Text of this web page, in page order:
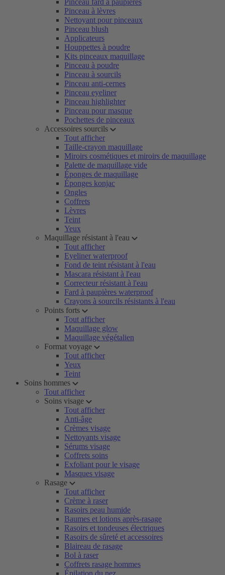
Pinceau fard à paupières
Pinceau à lèvres
Nettoyant pour pinceaux
Pinceau blush
Applicateurs
Houppettes à poudre
Kits pinceaux maquillage
Pinceau à poudre
Pinceau à sourcils
Pinceau anti-cernes
Pinceau eyeliner
Pinceau highlighter
Pinceau pour masque
Pochettes de pinceaux
Accessoires sourcils
Tout afficher
Taille-crayon maquillage
Miroirs cosmétiques et miroirs de maquillage
Palette de maquillage vide
Éponges de maquillage
Éponges konjac
Ongles
Coffrets
Lèvres
Teint
Yeux
Maquillage résistant à l'eau
Tout afficher
Eyeliner waterproof
Fond de teint résistant à l'eau
Mascara résistant à l'eau
Correcteur résistant à l'eau
Fard à paupières waterproof
Crayons à sourcils résistants à l'eau
Points forts
Tout afficher
Maquillage glow
Maquillage végétalien
Format voyage
Tout afficher
Yeux
Teint
Soins hommes
Tout afficher
Soins visage
Tout afficher
Anti-âge
Crèmes visage
Nettoyants visage
Sérums visage
Coffrets soins
Exfoliant pour le visage
Masques visage
Rasage
Tout afficher
Crème à raser
Rasoirs peau humide
Baumes et lotions après-rasage
Rasoirs et tondeuses électriques
Rasoirs de sûreté et accessoires
Blaireau de rasage
Bol à raser
Coffrets rasage hommes
Épilation du nez